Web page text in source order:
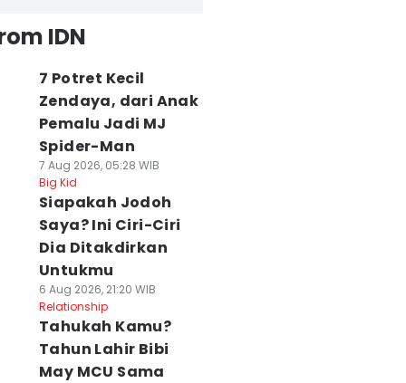
IDN
7 Potret Kecil
Zendaya, dari Anak
Pemalu Jadi MJ
Spider-Man
7 Aug 2026, 05:28 WIB
Big Kid
Siapakah Jodoh
Saya? Ini Ciri-Ciri
Dia Ditakdirkan
Untukmu
6 Aug 2026, 21:20 WIB
Relationship
Tahukah Kamu?
Tahun Lahir Bibi
May MCU Sama